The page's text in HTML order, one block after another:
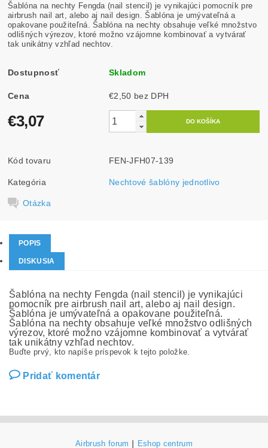
Šablóna na nechty Fengda (nail stencil) je vynikajúci pomocník pre
airbrush nail art, alebo aj nail design. Šablóna je umývateľná a
opakovane použiteľná. Šablóna na nechty obsahuje veľké množstvo
odlišných výrezov, ktoré možno vzájomne kombinovať a vytvárať
tak unikátny vzhľad nechtov.
Dostupnosť Skladom
Cena €2,50 bez DPH
€3,07
Kód tovaru FEN-JFH07-139
Kategória Nechtové šablóny jednotlivo
Otázka
POPIS
DISKUSIA
Šablóna na nechty Fengda (nail stencil) je vynikajúci
pomocník pre airbrush nail art, alebo aj nail design.
Šablóna je umývateľná a opakovane použiteľná.
Šablóna na nechty obsahuje veľké množstvo odlišných
výrezov, ktoré možno vzájomne kombinovať a vytvárať
tak unikátny vzhľad nechtov.
Buďte prvý, kto napíše príspevok k tejto položke.
Pridať komentár
Airbrush forum Eshop centrum